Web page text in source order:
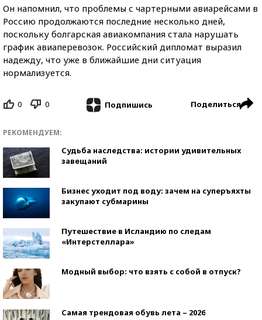
Он напомнил, что проблемы с чартерными авиарейсами в
Россию продолжаются последние несколько дней,
поскольку болгарская авиакомпания стала нарушать
график авиаперевозок. Российский дипломат выразил
надежду, что уже в ближайшие дни ситуация
нормализуется.
0 0 Подпишись Поделиться
РЕКОМЕНДУЕМ:
Судьба наследства: истории удивительных
завещаний
Бизнес уходит под воду: зачем на суперъяхты
закупают субмарины
Путешествие в Исландию по следам
«Интерстеллара»
Модный выбор: что взять с собой в отпуск?
Самая трендовая обувь лета – 2026